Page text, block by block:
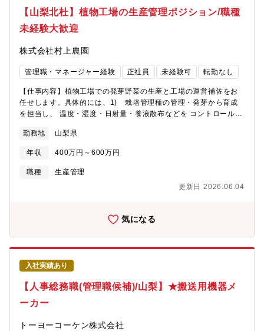
す。■海外赴任者支援や現地法人支援など、英語を活用しながらグ
ローバル人事の実務経験を広げることができます。■海外新工場立
上げや海外拠点の組織構築支援など、今後の海外事業拡大に関わ
◎世界1000店舗以上の安定基盤◎業種未経験歓迎◎各種手当・休
暇制度充実◎4年連続で基本給与アップを実現◎4年連続年間休日
数UP◎社員寮または住宅補助制度あり（引っ越し手当あり）
【山梨北杜】植物工場の生産管理ポジション/職種
未経験大歓迎
株式会社村上農園
管理職・マネージャー経験 正社員 未経験可 転勤なし
【仕事内容】植物工場での発芽野菜の生産と工場の運営補佐をお
任せします。具体的には、1) 栽培管理種の管理・発芽から育成
を担当し、 温度・湿度・日射量・養液散布などを コントロールし
調整し、 品質基準に合う製品を作ります。2）包装管理予冷した
野菜を出荷基準を満たすように 包装・梱包作業をパートスタッフ
に 指示を出しながら管理します。作業工程の進行管理や生産効率
管理、 製品の品質チェックも行います。3）その他生産計画の作
える幅広い業務を担当します。【仕事のやりがい】健康効果の高
る仕事です。自分の創意工夫で会社に貢献でき、品質・コスト・
納期における見える化された指標で評価され、成果に応じて収入
増加が見込めます！チーム全体が気持ちよく働ける環境づくり
も、栽培チームの大切な役割です。【異業界・異職種から入社し
た仲間たち】人材派遣：営業管理職／水産加工品販売：店舗管理
職／製造メーカー：品質管理電気設備工事：施工管理／医薬・医
療機器商社：営業管理職 などさまざまな業界出身の先輩が活躍
中です！※知識や経験よりも観察・記録・考察での品質向上が重
要だと考えているため、全社員の約半数は農業未経験者。入社後
キルを取得できるため、新しい挑戦も歓迎します！【同社の強
勤務地 山梨県
年収 400万円～600万円
職種
生産管理
更新日 2026.06.04
気になる
入社実績あり
【人事総務職(管理職候補)/山梨】★搬送用機器メ
ーカー
トーヨーコーケン株式会社